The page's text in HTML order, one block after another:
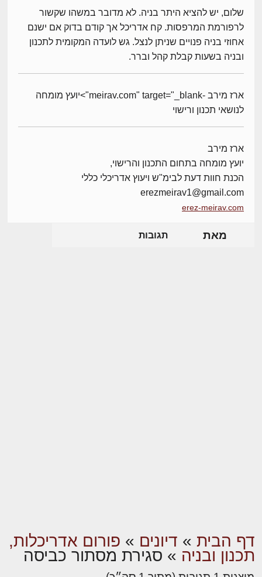
שלום, יש להציא היתר בניה. לא מדובר במשהו שקשור
לרפורמת המרפסות. קח אדריכל אך קודם בדוק אם ישנם
אחוזי בניה פנויים שניתן לנצל. גש לועדה המקומית לתכנון
ובניה בשעות קבלת קהל וברר.
ארז מירב -meirav.com" target="_blank">יועץ מומחה
לנושאי תכנון ורישוי
ארז מירב
יועץ מומחה בתחום התכנון והרישוי,
הכנת חוות דעת לבימ"ש ויעוץ אדריכלי כללי
erezmeirav1@gmail.com
erez-meirav.com
מאת תגובות
דף הבית » דיונים » פורום אדריכלות,
תכנון ובניה » סגירת מסתור כביסה